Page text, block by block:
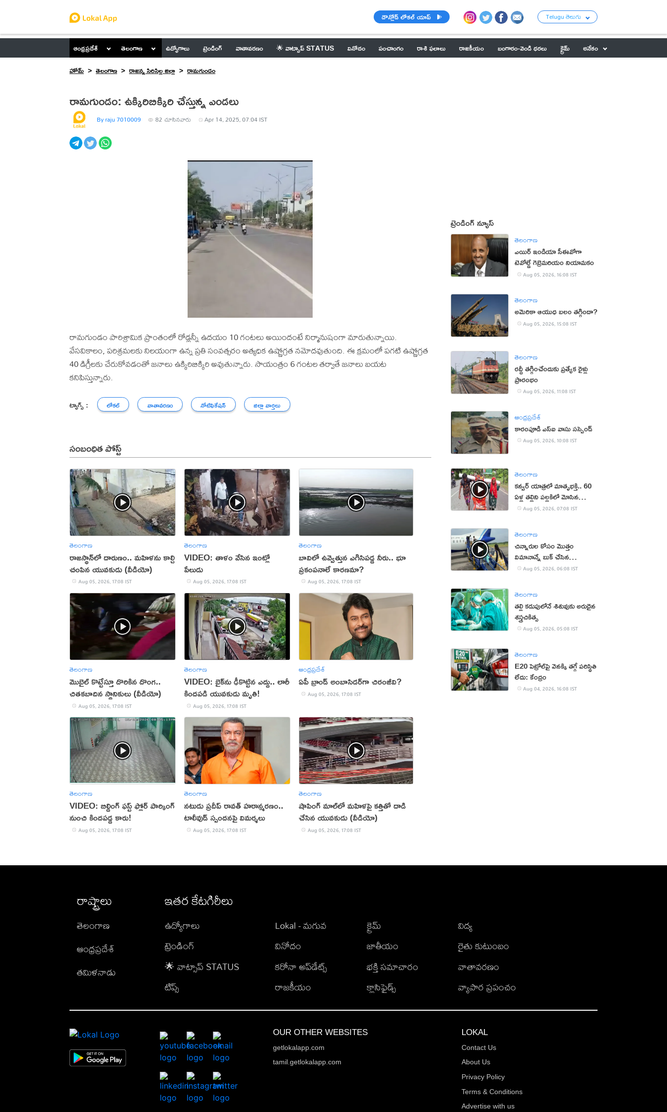
డౌన్లోడ్ లోకల్ యాప్ Telugu తెలుగు
ఆంధ్రప్రదేశ్ తెలంగాణ ఉద్యోగాలు ట్రెండింగ్ వాతావరణం 🌟 వాట్సాప్ STATUS వినోదం పంచాంగం రాశి ఫలాలు రాజకీయం బంగారం-వెండి ధరలు క్రైమ్
అనేకం
హోమ్
తెలంగాణ రాజన్న సిరిసిల్ల జిల్లా రామగుండం
రామగుండం: ఉక్కిరిబిక్కిరి చేస్తున్న ఎండలు
By raju 7010009 82 చూసినవారు Apr 14, 2025, 07:04 IST
రామగుండం పారిశ్రామిక ప్రాంతంలో రోడ్లన్నీ ఉదయం 10 గంటలు అయిందంటే నిర్మానుషంగా మారుతున్నాయి.
వేసవికాలం, పరిశ్రమలకు నిలయంగా ఉన్న ప్రతి సంవత్సరం అత్యధిక ఉష్ణోగ్రత నమోదవుతుంది. ఈ క్రమంలో పగటి ఉష్ణోగ్రత
40 డిగ్రీలకు చేరుకోవడంతో జనాలు ఉక్కిరిబిక్కిరి అవుతున్నారు. సాయంత్రం 6 గంటల తర్వాతే జనాలు బయట
కనిపిస్తున్నారు.
ట్యాగ్స్ : లోకల్ వాతావరణం నోటిఫికేషన్ జిల్లా వార్తలు
సంబంధిత పోస్ట్
తెలంగాణ
రాజస్థాన్‌లో దారుణం.. మహిళను కాల్చి
చంపిన యువకుడు (వీడియో)
Aug 05, 2026, 17:08 IST
తెలంగాణ
VIDEO: తాళం వేసిన ఇంట్లో
పేలుడు
Aug 05, 2026, 17:08 IST
తెలంగాణ
బావిలో ఉవ్వెత్తున ఎగిసిపడ్డ నీరు.. భూ
ప్రకంపనాలే కారణమా?
Aug 05, 2026, 17:08 IST
తెలంగాణ
మొబైల్ కొట్టేస్తూ దొరికిన దొంగ..
చితకబాదిన స్థానికులు (వీడియో)
Aug 05, 2026, 17:08 IST
తెలంగాణ
VIDEO: బైక్‌ను ఢీకొట్టిన ఎద్దు.. లారీ
కిందపడి యువకుడు మృతి!
Aug 05, 2026, 17:08 IST
ఆంధ్రప్రదేశ్
ఏపీ బ్రాండ్ అంబాసిడర్‌గా చిరంజీవి?
Aug 05, 2026, 17:08 IST
తెలంగాణ
VIDEO: బిల్డింగ్ ఫస్ట్ ఫ్లోర్ పార్కింగ్
నుంచి కిందపడ్డ కారు!
Aug 05, 2026, 17:08 IST
తెలంగాణ
నటుడు ప్రదీప్ రావత్ హఠాన్మరణం..
టాలీవుడ్ స్పందనపై విమర్శలు
Aug 05, 2026, 17:08 IST
తెలంగాణ
షాపింగ్ మాల్‌లో మహిళపై కత్తితో దాడి
చేసిన యువకుడు (వీడియో)
Aug 05, 2026, 17:08 IST
ట్రెండింగ్ న్యూస్
తెలంగాణ
ఎయిర్ ఇండియా సీఈవోగా
టెవోల్డే గెబ్రెమరియం నియామకం
Aug 05, 2026, 16:08 IST
తెలంగాణ
అమెరికా ఆయుధ బలం తగ్గిందా?
Aug 05, 2026, 15:08 IST
తెలంగాణ
రద్దీ తగ్గించేందుకు ప్రత్యేక రైళ్లు
ప్రారంభం
Aug 05, 2026, 11:08 IST
ఆంధ్రప్రదేశ్
కారంపూడి ఎస్ఐ వాసు స‌స్పెండ్‌
Aug 05, 2026, 10:08 IST
తెలంగాణ
కన్వర్ యాత్రలో మాతృభక్తి.. 60
ఏళ్ల తల్లిని పల్లకిలో మోసిన
కొడుకు, కోడలు!
Aug 05, 2026, 07:08 IST
తెలంగాణ
చిన్నారుల కోసం మొత్తం
విమానాన్నే బుక్ చేసిన
యూట్యూబర్
Aug 05, 2026, 06:08 IST
తెలంగాణ
తల్లి కడుపులోనే శిశువుకు అరుదైన
శస్త్రచికిత్స
Aug 05, 2026, 05:08 IST
తెలంగాణ
E20 పెట్రోల్‌పై వెనక్కి తగ్గే పరిస్థితి
లేదు: కేంద్రం
Aug 04, 2026, 16:08 IST
రాష్ట్రాలు
తెలంగాణ
ఆంధ్రప్రదేశ్
తమిళనాడు
ఇతర కేటగిరీలు
ఉద్యోగాలు
ట్రెండింగ్
🌟 వాట్సాప్ STATUS
టిప్స్
Lokal - మగువ
వినోదం
కరోనా అప్‌డేట్స్
రాజకీయం
క్రైమ్
జాతీయం
భక్తి సమాచారం
క్లాసిఫైడ్స్
విద్య
రైతు కుటుంబం
వాతావరణం
వ్యాపార ప్రపంచం
OUR OTHER WEBSITES
getlokalapp.com
tamil.getlokalapp.com
LOKAL
Contact Us
About Us
Privacy Policy
Terms & Conditions
Advertise with us